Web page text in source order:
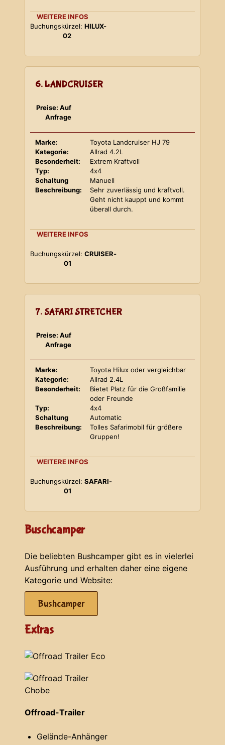
WEITERE INFOS
Buchungskürzel: HILUX-
02
6. LANDCRUISER
Preise: Auf
Anfrage
Marke:
Toyota Landcruiser HJ 79
Kategorie:
Allrad 4.2L
Besonderheit:
Extrem Kraftvoll
Typ:
4x4
Schaltung
Manuell
Beschreibung:
Sehr zuverlässig und kraftvoll.
Geht nicht kauppt und kommt
überall durch.
WEITERE INFOS
Buchungskürzel: CRUISER-
01
7. SAFARI STRETCHER
Preise: Auf
Anfrage
Marke:
Toyota Hilux oder vergleichbar
Kategorie:
Allrad 2.4L
Besonderheit:
Bietet Platz für die Großfamilie
oder Freunde
Typ:
4x4
Schaltung
Automatic
Beschreibung:
Tolles Safarimobil für größere
Gruppen!
WEITERE INFOS
Buchungskürzel: SAFARI-
01
Buschcamper
Die beliebten Bushcamper gibt es in vielerlei
Ausführung und erhalten daher eine eigene
Kategorie und Website:
Bushcamper
Extras
Offroad-Trailer
Gelände-Anhänger